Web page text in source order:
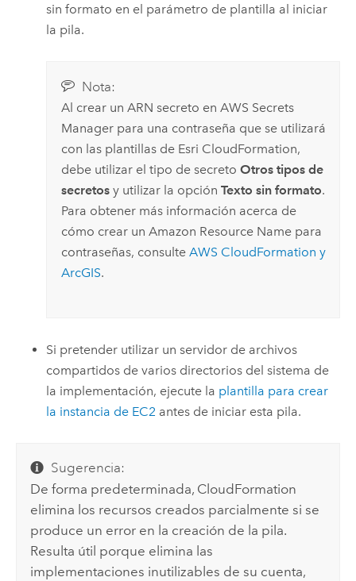
sin formato en el parámetro de plantilla al iniciar
la pila.
Nota:
Al crear un ARN secreto en AWS Secrets
Managerpara una contraseña que se utilizará
con las plantillas de Esri CloudFormation,
debe utilizar el tipo de secreto Otros tipos de
secretosy utilizar la opción Texto sin formato.
Para obtener más información acerca de
cómo crear un Amazon Resource Name para
contraseñas, consulte AWS CloudFormation y
ArcGIS.
Si pretender utilizar un servidor de archivos
compartidos de varios directorios del sistema de
la implementación, ejecute la plantilla para crear
la instancia de EC2 antes de iniciar esta pila.
Sugerencia:
De forma predeterminada, CloudFormation
elimina los recursos creados parcialmente si se
produce un error en la creación de la pila.
Resulta útil porque elimina las
implementaciones inutilizables de su cuenta,